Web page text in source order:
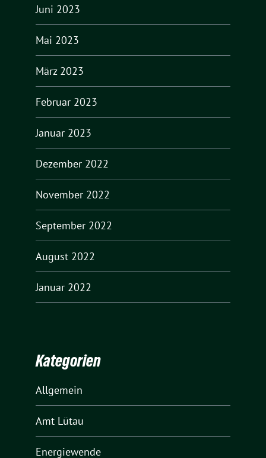
Juni 2023
Mai 2023
März 2023
Februar 2023
Januar 2023
Dezember 2022
November 2022
September 2022
August 2022
Januar 2022
Kategorien
Allgemein
Amt Lütau
Energiewende